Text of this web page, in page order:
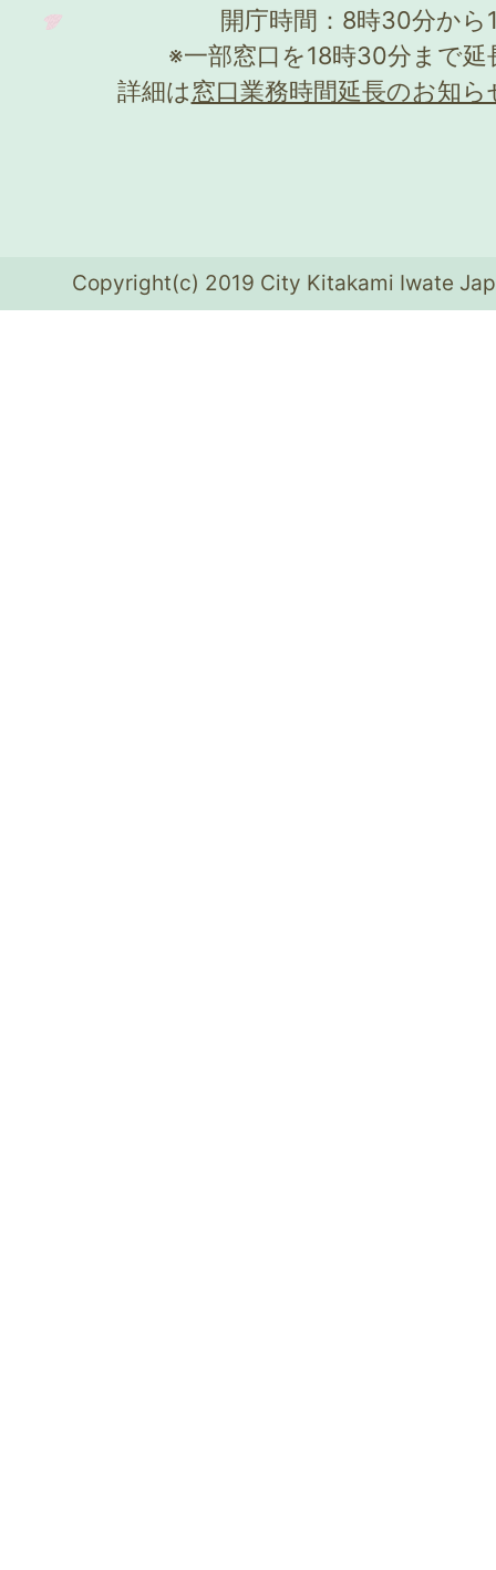
開庁時間：8時30分か
※一部窓口を18時30分まで
詳細は窓口業務時間延長のお知ら
Copyright(c) 2019 City Kitakami Iwate